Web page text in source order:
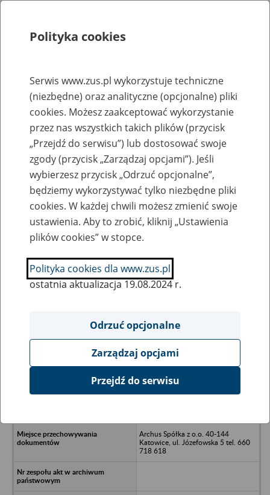
Rejestry, ewidencje i archiwa
Baza zlikwidowanych lub
przekształconych zakładów pracy
Nazwa zakładu pracy:
SZUKAJ
Ukryj wszystkie pozycje bazy
Porcelana Śląska Spółka z o.o. w
Archus Spółka z o.o. 40-144
Katowice, ul. Józefowska 5 tel. 660
718 618
Polityka cookies
Serwis www.zus.pl wykorzystuje techniczne
(niezbędne) oraz analityczne (opcjonalne) pliki
cookies. Możesz zaakceptować wykorzystanie
przez nas wszystkich takich plików (przycisk
„Przejdź do serwisu”) lub dostosować swoje
zgody (przycisk „Zarządzaj opcjami”). Jeśli
wybierzesz przycisk „Odrzuć opcjonalne”,
będziemy wykorzystywać tylko niezbędne pliki
cookies. W każdej chwili możesz zmienić swoje
ustawienia. Aby to zrobić, kliknij „Ustawienia
plików cookies” w stopce.
Polityka cookies dla www.zus.pl
ostatnia aktualizacja 19.08.2024 r.
Odrzuć opcjonalne
Zarządzaj opcjami
Przejdź do serwisu